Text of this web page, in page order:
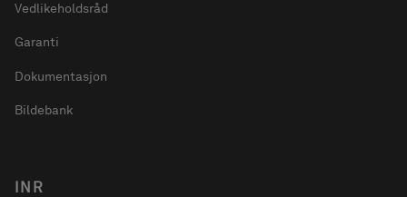
Vedlikeholdsråd
Garanti
Dokumentasjon
Bildebank
INR